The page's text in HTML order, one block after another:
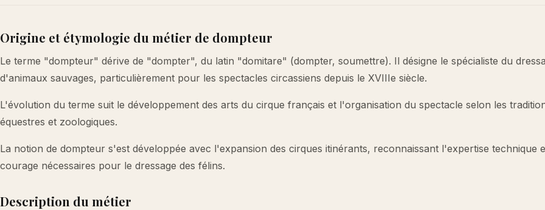
Origine et étymologie du métier de dompteur
Le terme "dompteur" dérive de "dompter", du latin "domitare" (dompter, soumettre). Il désigne le spécialiste du
d'animaux sauvages, particulièrement pour les spectacles circassiens depuis le XVIIIe siècle.
L'évolution du terme suit le développement des arts du cirque français et l'organisation du spectacle selon les
équestres et zoologiques.
La notion de dompteur s'est développée avec l'expansion des cirques itinérants, reconnaissant l'expertise technique
courage nécessaires pour le dressage des félins.
Description du métier